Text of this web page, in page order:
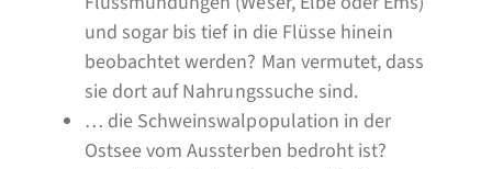
und sogar bis tief in die Flüsse hinein
beobachtet werden? Man vermutet, dass
sie dort auf Nahrungssuche sind.
… die Schweinswalpopulation in der
Ostsee vom Aussterben bedroht ist?